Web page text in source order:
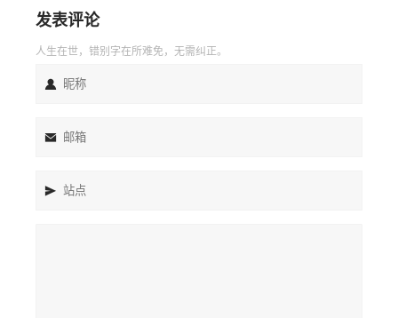
发表评论
人生在世，错别字在所难免，无需纠正。